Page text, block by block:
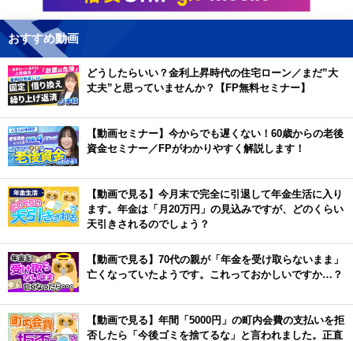
おすすめ動画
どうしたらいい？金利上昇時代の住宅ローン／まだ”大
丈夫”と思っていませんか？【FP無料セミナー】
【動画セミナー】今からでも遅くない！60歳からの老後
資金セミナー／FPがわかりやすく解説します！
【動画で見る】今月末で完全に引退して年金生活に入り
ます。年金は「月20万円」の見込みですが、どのくらい
天引きされるのでしょう？
【動画で見る】70代の親が「年金を受け取らないまま」
亡くなっていたようです。これっておかしいですか…？
【動画で見る】年間「5000円」の町内会費の支払いを拒
否したら「今後ゴミを捨てるな」と言われました。正直